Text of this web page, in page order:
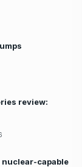
review:
capable